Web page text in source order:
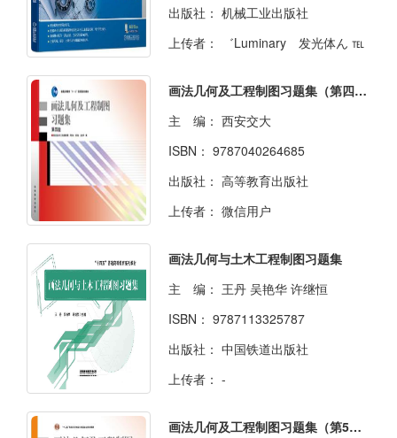
出版社： 机械工业出版社
上传者：
゛Luminaryゝ发光体ん ℡
画法几何及工程制图习题集（第四版）
主 编： 西安交大
ISBN： 9787040264685
出版社： 高等教育出版社
上传者： 微信用户
画法几何与土木工程制图习题集
主 编： 王丹 吴艳华 许继恒
ISBN： 9787113325787
出版社： 中国铁道出版社
上传者： -
画法几何及工程制图习题集（第5版）